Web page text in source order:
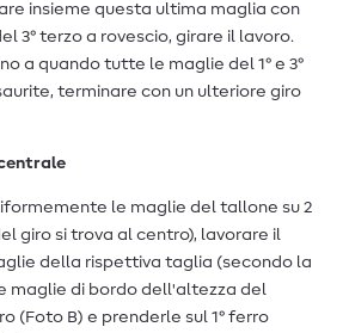
insieme questa ultima maglia con
3° terzo a rovescio, girare il lavoro.
a quando tutte le maglie del 1° e 3°
terminare con un ulteriore giro
le maglie del tallone su 2
giro si trova al centro), lavorare il
della rispettiva taglia (secondo la
maglie di bordo dell'altezza del
(Foto B) e prenderle sul 1° ferro